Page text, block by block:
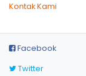
Kontak Kami
Facebook
Twitter